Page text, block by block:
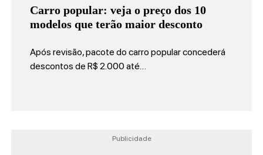
Carro popular: veja o preço dos 10
modelos que terão maior desconto
Após revisão, pacote do carro popular concederá
descontos de R$ 2.000 até…
Publicidade